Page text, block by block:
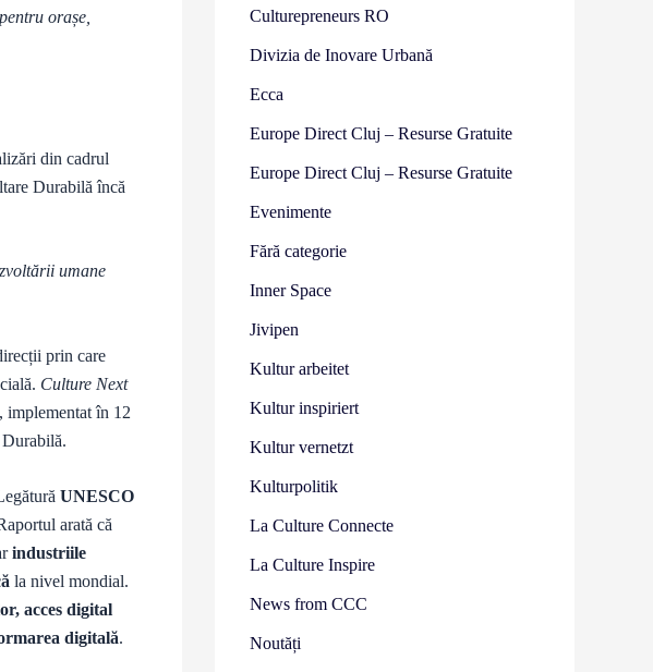
orașe,
din cadrul
Durabilă încă
umane
prin care
Culture Next
implementat în 12
UNESCO
arată că
industriile
la nivel mondial.
acces digital
digitală.
Culturepreneurs RO
Divizia de Inovare Urbană
Ecca
Europe Direct Cluj – Resurse Gratuite
Europe Direct Cluj – Resurse Gratuite
Evenimente
Fără categorie
Inner Space
Jivipen
Kultur arbeitet
Kultur inspiriert
Kultur vernetzt
Kulturpolitik
La Culture Connecte
La Culture Inspire
News from CCC
Noutăți